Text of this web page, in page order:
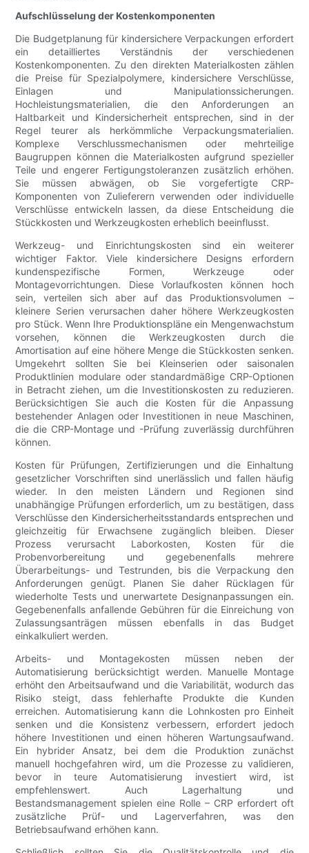
Aufschlüsselung der Kostenkomponenten
Die Budgetplanung für kindersichere Verpackungen erfordert
ein detailliertes Verständnis der verschiedenen
Kostenkomponenten. Zu den direkten Materialkosten zählen
die Preise für Spezialpolymere, kindersichere Verschlüsse,
Einlagen und Manipulationssicherungen.
Hochleistungsmaterialien, die den Anforderungen an
Haltbarkeit und Kindersicherheit entsprechen, sind in der
Regel teurer als herkömmliche Verpackungsmaterialien.
Komplexe Verschlussmechanismen oder mehrteilige
Baugruppen können die Materialkosten aufgrund spezieller
Teile und engerer Fertigungstoleranzen zusätzlich erhöhen.
Sie müssen abwägen, ob Sie vorgefertigte CRP-
Komponenten von Zulieferern verwenden oder individuelle
Verschlüsse entwickeln lassen, da diese Entscheidung die
Stückkosten und Werkzeugkosten erheblich beeinflusst.
Werkzeug- und Einrichtungskosten sind ein weiterer
wichtiger Faktor. Viele kindersichere Designs erfordern
kundenspezifische Formen, Werkzeuge oder
Montagevorrichtungen. Diese Vorlaufkosten können hoch
sein, verteilen sich aber auf das Produktionsvolumen –
kleinere Serien verursachen daher höhere Werkzeugkosten
pro Stück. Wenn Ihre Produktionspläne ein Mengenwachstum
vorsehen, können die Werkzeugkosten durch die
Amortisation auf eine höhere Menge die Stückkosten senken.
Umgekehrt sollten Sie bei Kleinserien oder saisonalen
Produktlinien modulare oder standardmäßige CRP-Optionen
in Betracht ziehen, um die Investitionskosten zu reduzieren.
Berücksichtigen Sie auch die Kosten für die Anpassung
bestehender Anlagen oder Investitionen in neue Maschinen,
die die CRP-Montage und -Prüfung zuverlässig durchführen
können.
Kosten für Prüfungen, Zertifizierungen und die Einhaltung
gesetzlicher Vorschriften sind unerlässlich und fallen häufig
wieder. In den meisten Ländern und Regionen sind
unabhängige Prüfungen erforderlich, um zu bestätigen, dass
Verschlüsse den Kindersicherheitsstandards entsprechen und
gleichzeitig für Erwachsene zugänglich bleiben. Dieser
Prozess verursacht Laborkosten, Kosten für die
Probenvorbereitung und gegebenenfalls mehrere
Überarbeitungs- und Testrunden, bis die Verpackung den
Anforderungen genügt. Planen Sie daher Rücklagen für
wiederholte Tests und unerwartete Designanpassungen ein.
Gegebenenfalls anfallende Gebühren für die Einreichung von
Zulassungsanträgen müssen ebenfalls in das Budget
einkalkuliert werden.
Arbeits- und Montagekosten müssen neben der
Automatisierung berücksichtigt werden. Manuelle Montage
erhöht den Arbeitsaufwand und die Variabilität, wodurch das
Risiko steigt, dass fehlerhafte Produkte die Kunden
erreichen. Automatisierung kann die Lohnkosten pro Einheit
senken und die Konsistenz verbessern, erfordert jedoch
höhere Investitionen und einen höheren Wartungsaufwand.
Ein hybrider Ansatz, bei dem die Produktion zunächst
manuell hochgefahren wird, um die Prozesse zu validieren,
bevor in teure Automatisierung investiert wird, ist
empfehlenswert. Auch Lagerhaltung und
Bestandsmanagement spielen eine Rolle – CRP erfordert oft
zusätzliche Prüf- und Lagerverfahren, was den
Betriebsaufwand erhöhen kann.